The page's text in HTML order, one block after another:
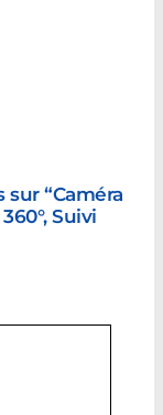
sur “Caméra
Suivi